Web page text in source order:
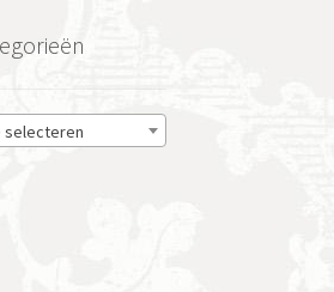
selecteren